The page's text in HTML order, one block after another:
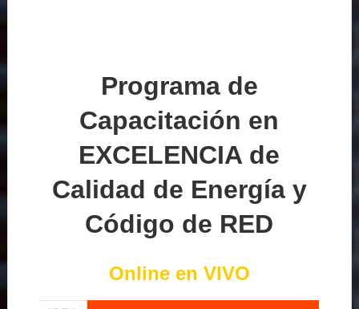
Programa de
Capacitación en
EXCELENCIA de
Calidad de Energía y
Código de RED
Online en VIVO